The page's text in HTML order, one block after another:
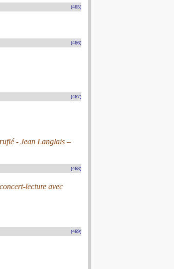
(465)
(466)
(467)
- Jean Langlais –
(468)
lecture avec
(469)